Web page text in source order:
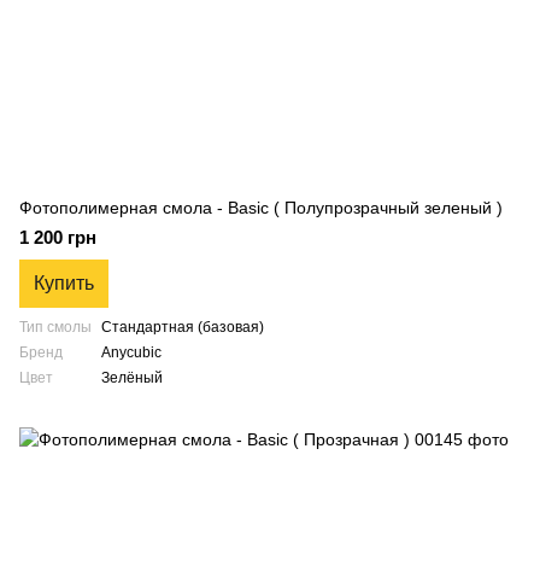
Фотополимерная смола - Basic ( Полупрозрачный зеленый )
1 200 грн
Купить
Тип смолы
Стандартная (базовая)
Бренд
Anycubic
Цвет
Зелёный